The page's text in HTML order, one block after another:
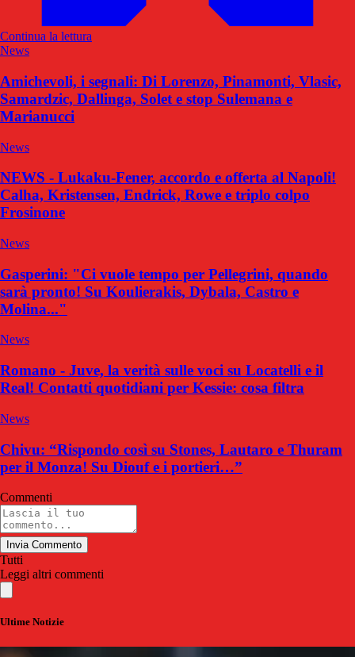
Continua la lettura
News
Amichevoli, i segnali: Di Lorenzo, Pinamonti, Vlasic,
Samardzic, Dallinga, Solet e stop Sulemana e
Marianucci
News
NEWS - Lukaku-Fener, accordo e offerta al Napoli!
Calha, Kristensen, Endrick, Rowe e triplo colpo
Frosinone
News
Gasperini: "Ci vuole tempo per Pellegrini, quando
sarà pronto! Su Koulierakis, Dybala, Castro e
Molina..."
News
Romano - Juve, la verità sulle voci su Locatelli e il
Real! Contatti quotidiani per Kessie: cosa filtra
News
Chivu: “Rispondo così su Stones, Lautaro e Thuram
per il Monza! Su Diouf e i portieri…”
Commenti
Invia Commento
Tutti
Leggi altri commenti
Ultime Notizie